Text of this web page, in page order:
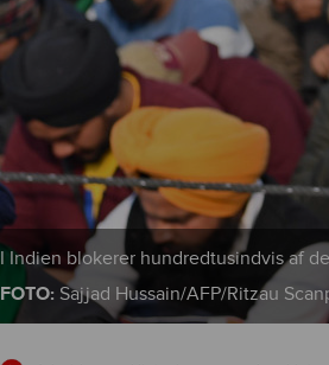
I Indien blokerer hundredtusindvis af
FOTO: Sajjad Hussain/AFP/Ritzau